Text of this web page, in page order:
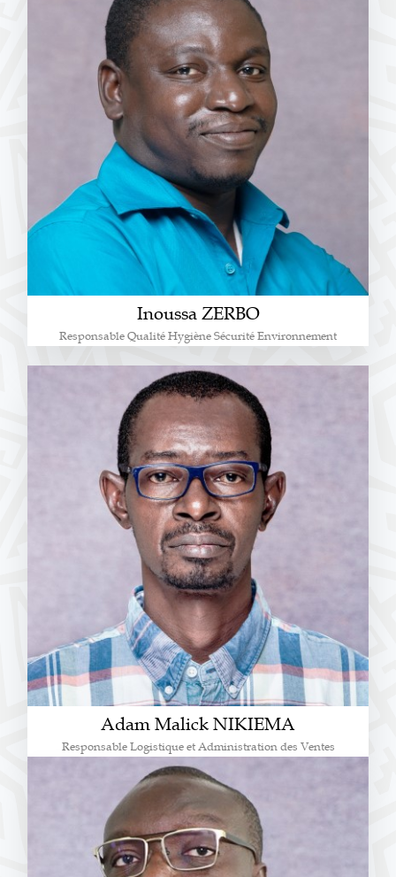
Inoussa ZERBO
Responsable Qualité Hygiène Sécurité Environnement
Adam Malick NIKIEMA
Responsable Logistique et Administration des Ventes